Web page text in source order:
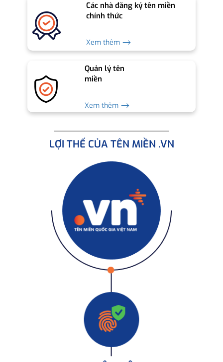
Các nhà đăng ký tên miền
chính thức
Xem thêm ⟶
Quản lý tên
miền
Xem thêm ⟶
LỢI THẾ CỦA TÊN MIỀN .VN